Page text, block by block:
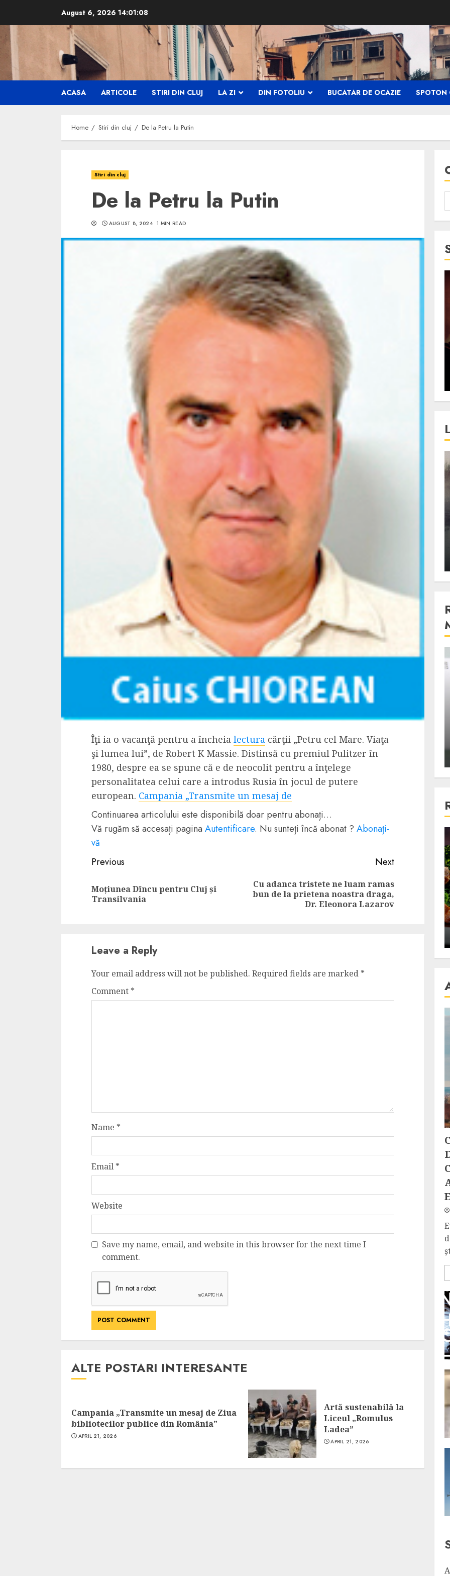
content
August 6, 2026 14:01:09
ACASA ARTICOLE STIRI DIN CLUJ LA ZI DIN FOTOLIU BUCATAR DE OCAZIE SPOTON
Home Stiri din cluj De la Petru la Putin
Stiri din cluj
De la Petru la Putin
AUGUST 8, 2024 1 MIN READ
Îţi ia o vacanţă pentru a încheia lectura cărţii „Petru cel Mare. Viaţa
şi lumea lui”, de Robert K Massie. Distinsă cu premiul Pulitzer în
1980, despre ea se spune că e de neocolit pentru a înţelege
personalitatea celui care a introdus Rusia în jocul de putere
european. Campania „Transmite un mesaj de
Continuarea articolului este disponibilă doar pentru abonați…
Vă rugăm să accesați pagina Autentificare. Nu sunteți încă abonat ? Abonați-
vă
Continue
Reading
Previous
Previous
Moțiunea Dîncu pentru Cluj și
Transilvania
Next
Next
Cu adanca tristete ne luam ramas
bun de la prietena noastra draga,
Dr. Eleonora Lazarov
Leave a Reply
Your email address will not be published. Required fields are marked *
Comment *
Name *
Email *
Website
Save my name, email, and website in this browser for the next time I
comment.
ALTE POSTARI INTERESANTE
Campania „Transmite un mesaj de Ziua
bibliotecilor publice din România”
APRIL 21, 2026
Artă sustenabilă la
Liceul „Romulus
Ladea”
APRIL 21, 2026
5 min read
SpotOn Cluj
Ce poti vizita in jurul
Clujului cand te afli intr-un
weekend prelungit in
“Orasul Comoara”?
4 min read
SpotOn Cluj
Festivalurile Clujului. De
ce atrage Clujul tinerii si
pe cei mai in varsta an de
4 min read
La zi
Razboiul din Gaza, scanteia
fatala pentru Orientul
Mijlociu?
ALEXANDRU S.
Lumina ar putea contribui
si ea la evaporarea apei in
natura
ALEXANDRU S.
3 min read
Dungeons & Dragons:
Onoare printre hoti, un
cadre
ALEXANDRU S. MAY 17, 2023
4 min read
Din fotoliu
The Killer, un film care nu a
publicului si criticilor
ALEXANDRU S. DECEMBER 6, 2023
Bucatar de ocazie
3 retete delicioase in care
carnea de rata e vedeta